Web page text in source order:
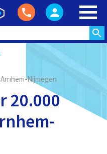
Nijmegen
20.000